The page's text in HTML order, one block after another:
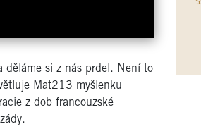
děláme si z nás prdel. Není to
Mat213 myšlenku
z dob francouzské